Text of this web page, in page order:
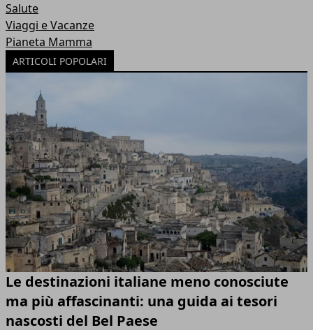
Salute
Viaggi e Vacanze
Pianeta Mamma
ARTICOLI POPOLARI
Le destinazioni italiane meno conosciute
ma più affascinanti: una guida ai tesori
nascosti del Bel Paese